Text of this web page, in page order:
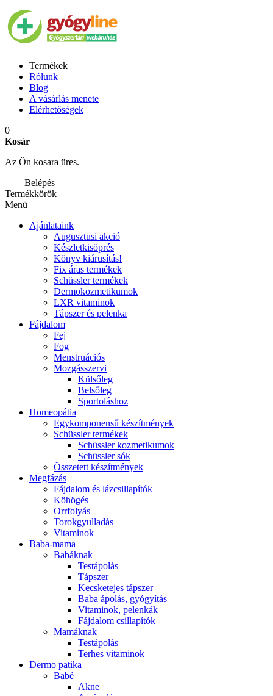
Termékek
Rólunk
Blog
A vásárlás menete
Elérhetőségek
0
Kosár
Az Ön kosara üres.
Belépés
Termékkörök
Menü
Ajánlataink
Augusztusi akció
Készletkisöprés
Könyv kiárusítás!
Fix áras termékek
Schüssler termékek
Dermokozmetikumok
LXR vitaminok
Tápszer és pelenka
Fájdalom
Fej
Fog
Menstruációs
Mozgásszervi
Külsőleg
Belsőleg
Sportoláshoz
Homeopátia
Egykomponensű készítmények
Schüssler termékek
Schüssler kozmetikumok
Schüssler sók
Összetett készítmények
Megfázás
Fájdalom és lázcsillapítók
Köhögés
Orrfolyás
Torokgyulladás
Vitaminok
Baba-mama
Babáknak
Testápolás
Tápszer
Kecsketejes tápszer
Baba ápolás, gyógyítás
Vitaminok, pelenkák
Fájdalom csillapítók
Mamáknak
Testápolás
Terhes vitaminok
Dermo patika
Babé
Akne